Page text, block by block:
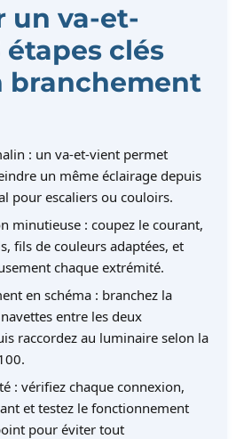
un va-et-
étapes clés
branchement
: un va-et-vient permet
un même éclairage depuis
pour escaliers ou couloirs.
minutieuse : coupez le courant,
fils de couleurs adaptées, et
chaque extrémité.
en schéma : branchez la
entre les deux
raccordez au luminaire selon la
: vérifiez chaque connexion,
et testez le fonctionnement
pour éviter tout